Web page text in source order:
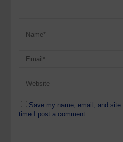
Save my name, email, and
time I post a comment.